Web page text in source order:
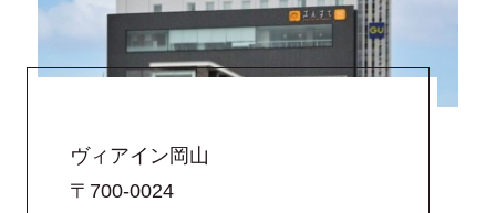
ヴィアイン岡山
〒700-0024
ホテルパンフレット
総合パンフレット
チェーンTOP
Search
予約の確認・キャンセ